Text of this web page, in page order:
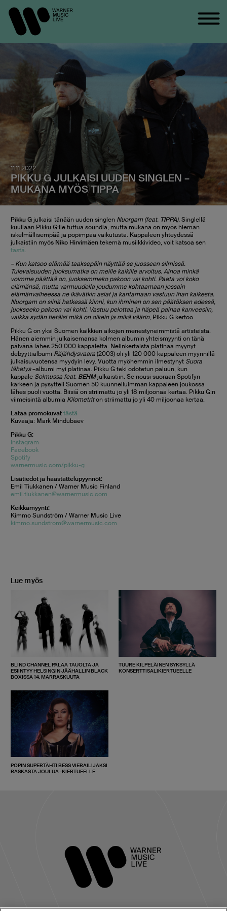
11.11.2022
PIKKU G JULKAISI UUDEN SINGLEN –
MUKANA MYÖS TIPPA
Pikku G julkaisi tänään uuden singlen Nuorgam (feat. TIPPA).Singlellä
kuullaan Pikku G:lle tuttua soundia, mutta mukana on myös hieman
iskelmällisempää ja popimpaa vaikutusta. Kappaleen yhteydessä
julkaistiin myös Niko Hirvimäentekemä musiikkivideo, voit katsoa sen
tästä.
– Kun katsoo elämää taaksepäin näyttää se juosseen silmissä.
Tulevaisuuden juoksumatka on meille kaikille arvoitus. Ainoa minkä
voimme päättää on, juoksemmeko pakoon vai kohti. Paeta voi koko
elämänsä, mutta varmuudella joudumme kohtaamaan jossain
elämänvaiheessa ne ikävätkin asiat ja kantamaan vastuun ihan kaikesta.
Nuorgam on siinä hetkessä kiinni, kun ihminen on sen päätöksen edessä,
juokseeko pakoon vai kohti. Vastuu pelottaa ja häpeä painaa kanveesiin,
vaikka sydän tietäisi mikä on oikein ja mikä väärin, Pikku G kertoo.
Pikku G on yksi Suomen kaikkien aikojen menestyneimmistä artisteista.
Hänen aiemmin julkaisemansa kolmen albumin yhteismyynti on tänä
päivänä lähes 250 000 kappaletta. Nelinkertaista platinaa myynyt
debyyttialbumi Räjähdysvaara(2003) oli yli 120 000 kappaleen myynnillä
julkaisuvuotensa myydyin levy. Vuotta myöhemmin ilmestynyt Suora
lähetys–albumi myi platinaa. Pikku G teki odotetun paluun, kun
kappale Solmussa feat. BEHM julkaistiin. Se nousi suoraan Spotifyn
kärkeen ja pysytteli Suomen 50 kuunnelluimman kappaleen joukossa
lähes puoli vuotta. Biisiä on striimattu jo yli 18 miljoonaa kertaa. Pikku G:n
viimeisintä albumia Kilometriton striimattu jo yli 40 miljoonaa kertaa.
Lataa promokuvattästä
Kuvaaja: Mark Mindubaev
Pikku G:
Instagram
Facebook
Spotify
warnermusic.com/pikku-g
Lisätiedot ja haastattelupyynnöt:
Emil Tiukkanen / Warner Music Finland
emil.tiukkanen@warnermusic.com
Keikkamyynti:
Kimmo Sundström / Warner Music Live
kimmo.sundstrom@warnermusic.com
Lue myös
BLIND CHANNEL PALAA TAUOLTA JA
ESIINTYY HELSINGIN JÄÄHALLIN BLACK
BOXISSA 14. MARRASKUUTA
TUURE KILPELÄINEN SYKSYLLÄ
KONSERTTISALIKIERTUEELLE
POPIN SUPERTÄHTI BESS VIERAILIJAKSI
RASKASTA JOULUA -KIERTUEELLE